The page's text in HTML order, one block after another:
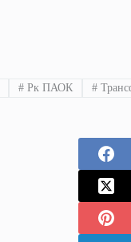
# Рк ПАОК #